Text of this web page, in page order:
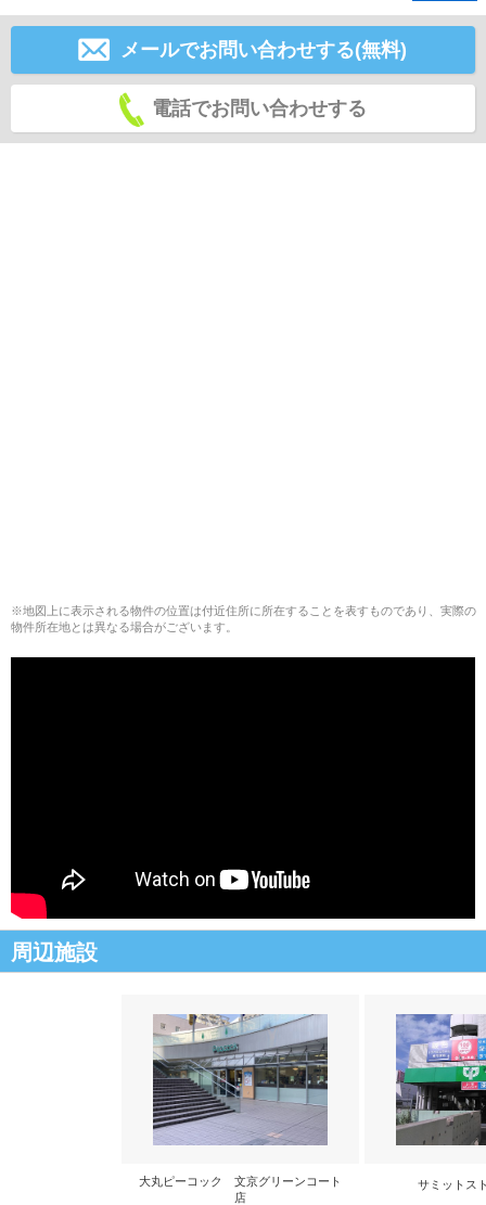
メールでお問い合わせする(無料)
電話でお問い合わせする
※地図上に表示される物件の位置は付近住所に所在することを表すものであり、実際の
物件所在地とは異なる場合がございます。
周辺施設
大丸ピーコック 文京グリーンコート
店
サミットス